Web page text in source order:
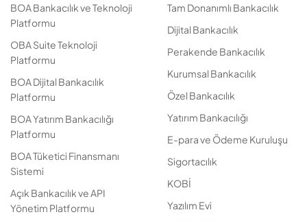
BOA Bankacılık ve Teknoloji
Platformu
OBA Suite Teknoloji
Platformu
BOA Dijital Bankacılık
Platformu
BOA Yatırım Bankacılığı
Platformu
BOA Tüketici Finansmanı
Sistemi
Açık Bankacılık ve API
Yönetim Platformu
Tam Donanımlı Bankacılık
Dijital Bankacılık
Perakende Bankacılık
Kurumsal Bankacılık
Özel Bankacılık
Yatırım Bankacılığı
E-para ve Ödeme Kuruluşu
Sigortacılık
KOBİ
Yazılım Evi